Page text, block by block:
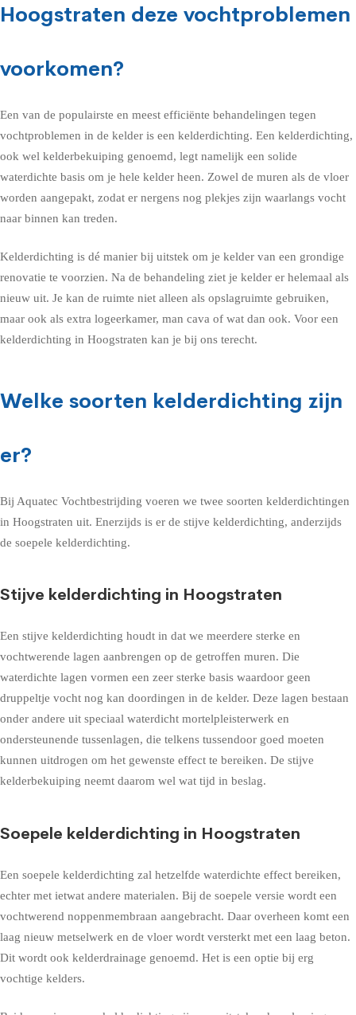
Hoogstraten deze vochtproblemen
voorkomen?
Een van de populairste en meest efficiënte behandelingen tegen
vochtproblemen in de kelder is een kelderdichting. Een kelderdichting,
ook wel kelderbekuiping genoemd, legt namelijk een solide
waterdichte basis om je hele kelder heen. Zowel de muren als de vloer
worden aangepakt, zodat er nergens nog plekjes zijn waarlangs vocht
naar binnen kan treden.
Kelderdichting is dé manier bij uitstek om je kelder van een grondige
renovatie te voorzien. Na de behandeling ziet je kelder er helemaal als
nieuw uit. Je kan de ruimte niet alleen als opslagruimte gebruiken,
maar ook als extra logeerkamer, man cava of wat dan ook. Voor een
kelderdichting in Hoogstraten kan je bij ons terecht.
Welke soorten kelderdichting zijn
er?
Bij Aquatec Vochtbestrijding voeren we twee soorten kelderdichtingen
in Hoogstraten uit. Enerzijds is er de stijve kelderdichting, anderzijds
de soepele kelderdichting.
Stijve kelderdichting in Hoogstraten
Een stijve kelderdichting houdt in dat we meerdere sterke en
vochtwerende lagen aanbrengen op de getroffen muren. Die
waterdichte lagen vormen een zeer sterke basis waardoor geen
druppeltje vocht nog kan doordingen in de kelder. Deze lagen bestaan
onder andere uit speciaal waterdicht mortelpleisterwerk en
ondersteunende tussenlagen, die telkens tussendoor goed moeten
kunnen uitdrogen om het gewenste effect te bereiken. De stijve
kelderbekuiping neemt daarom wel wat tijd in beslag.
Soepele kelderdichting in Hoogstraten
Een soepele kelderdichting zal hetzelfde waterdichte effect bereiken,
echter met ietwat andere materialen. Bij de soepele versie wordt een
vochtwerend noppenmembraan aangebracht. Daar overheen komt een
laag nieuw metselwerk en de vloer wordt versterkt met een laag beton.
Dit wordt ook kelderdrainage genoemd. Het is een optie bij erg
vochtige kelders.